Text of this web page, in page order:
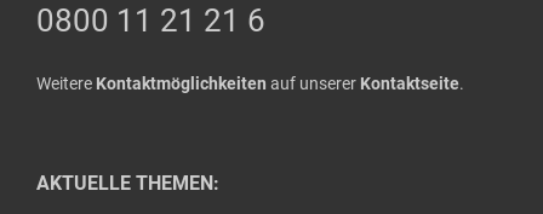
0800 11 21 21 6
Weitere Kontaktmöglichkeiten auf unserer Kontaktseite.
AKTUELLE THEMEN: